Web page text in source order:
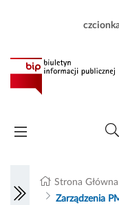
Strona Główna
Zarządzenia